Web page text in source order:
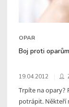
OPAR
Boj proti oparům
19.04.2012
Trpíte na opary?
potrápit. Někteří